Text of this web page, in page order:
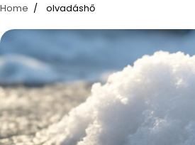
Home olvadáshő